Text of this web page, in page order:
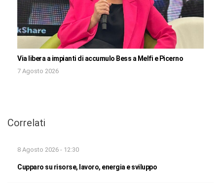
Via libera a impianti di accumulo Bess a Melfi e Picerno
7 Agosto 2026
Correlati
8 Agosto 2026 - 12:30
Cupparo su risorse, lavoro, energia e sviluppo